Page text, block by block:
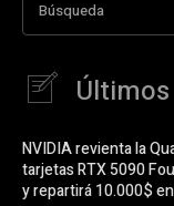
Búsqueda
NVIDIA revienta la
tarjetas RTX 5090
y repartirá 10.000$